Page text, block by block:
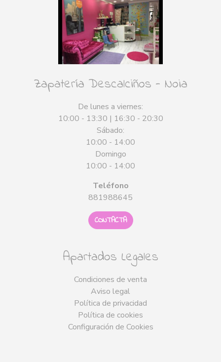
Zapatería Descalciños - Noia
De lunes a viernes:
10:00 - 13:30 | 16:30 - 20:30
Sábado:
10:00 - 14:00
Domingo
10:00 - 14:00
Teléfono
881988645
CONTACTA
Apartados Legales
Condiciones de venta
Aviso legal
Política de privacidad
Política de cookies
Configuración de Cookies